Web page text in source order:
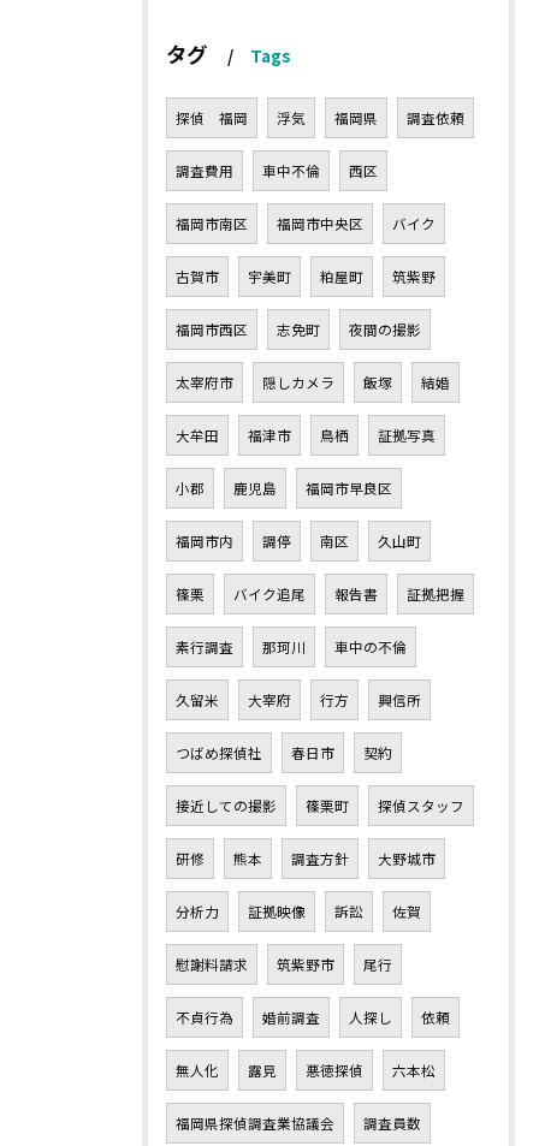
タグ Tags
探偵 福岡 浮気 福岡県 調査依頼
調査費用 車中不倫 西区
福岡市南区 福岡市中央区 バイク
古賀市 宇美町 粕屋町 筑紫野
福岡市西区 志免町 夜間の撮影
太宰府市 隠しカメラ 飯塚 結婚
大牟田 福津市 鳥栖 証拠写真
小郡 鹿児島 福岡市早良区
福岡市内 調停 南区 久山町
篠栗 バイク追尾 報告書 証拠把握
素行調査 那珂川 車中の不倫
久留米 大宰府 行方 興信所
つばめ探偵社 春日市 契約
接近しての撮影 篠栗町 探偵スタッフ
研修 熊本 調査方針 大野城市
分析力 証拠映像 訴訟 佐賀
慰謝料請求 筑紫野市 尾行
不貞行為 婚前調査 人探し 依頼
無人化 露見 悪徳探偵 六本松
福岡県探偵調査業協議会 調査員数